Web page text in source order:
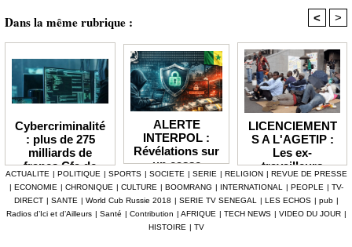
Dans la même rubrique : < >
Cybercriminalité
: plus de 275
milliards de
francs Cfa de
pertes
enregistrées en
Afrique depuis
2024 (Interpol)
ALERTE
INTERPOL :
Révélations sur
un casse
numérique à 4,7
milliards F Cfa
ciblant le
secteur pétrolier
au Sénégal
LICENCIEMENT
S A L'AGETIP :
Les ex-
travailleurs
dénoncent une
gestion
«népotique» et
interpellent le
ACTUALITE | POLITIQUE | SPORTS | SOCIETE | SERIE | RELIGION | REVUE DE PRESSE
| ECONOMIE | CHRONIQUE | CULTURE | BOOMRANG | INTERNATIONAL | PEOPLE | TV-
DIRECT | SANTE | World Cub Russie 2018 | SERIE TV SENEGAL | LES ECHOS | pub |
Radios d’Ici et d’Ailleurs | Santé | Contribution | AFRIQUE | TECH NEWS | VIDEO DU JOUR |
HISTOIRE | TV